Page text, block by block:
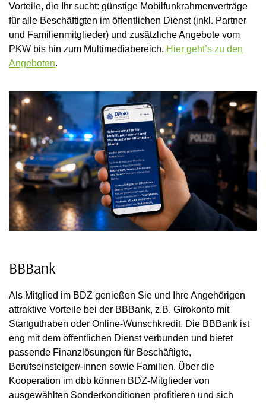
Vorteile, die Ihr sucht: günstige Mobilfunkrahmenverträge
für alle Beschäftigten im öffentlichen Dienst (inkl. Partner
und Familienmitglieder) und zusätzliche Angebote vom
PKW bis hin zum Multimediabereich. Hier geht’s zu den
Angeboten.
BBBank
Als Mitglied im BDZ genießen Sie und Ihre Angehörigen
attraktive Vorteile bei der BBBank, z.B. Girokonto mit
Startguthaben oder Online-Wunschkredit. Die BBBank ist
eng mit dem öffentlichen Dienst verbunden und bietet
passende Finanzlösungen für Beschäftigte,
Berufseinsteiger/-innen sowie Familien. Über die
Kooperation im dbb können BDZ-Mitglieder von
ausgewählten Sonderkonditionen profitieren und sich